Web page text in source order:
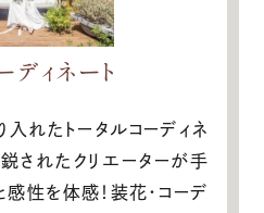
ディネート
入れたトータルコーディネ
されたクリエーターが手
性を体感！装花・コーデ